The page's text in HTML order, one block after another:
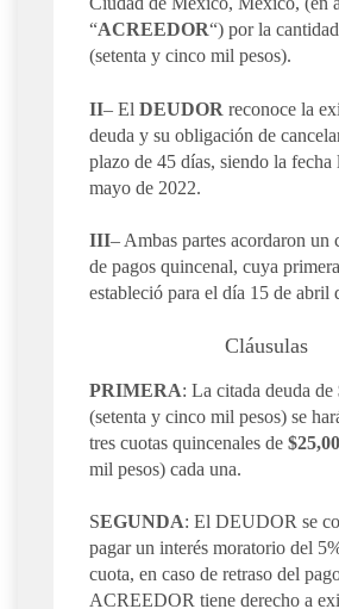
“ACREEDOR“) por la
(setenta y cinco mil pesos).
II– El DEUDOR reconoce la
deuda y su obligación de
plazo de 45 días, siendo la
mayo de 2022.
III– Ambas partes acordaron un
de pagos quincenal, cuya
estableció para el día 15 de abril
Cláusulas
PRIMERA: La citada deuda de
(setenta y cinco mil pesos) se
tres cuotas quincenales de
mil pesos) cada una.
SEGUNDA: El DEUDOR se
pagar un interés moratorio del
cuota, en caso de retraso del
ACREEDOR tiene derecho a